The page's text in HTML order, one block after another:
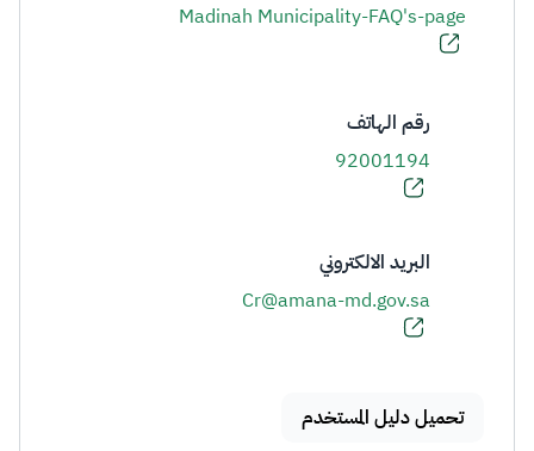
Madinah Municipality-FAQ's-page
رقم الهاتف
92001194
البريد الالكتروني
Cr@amana-md.gov.sa
تحميل دليل المستخدم